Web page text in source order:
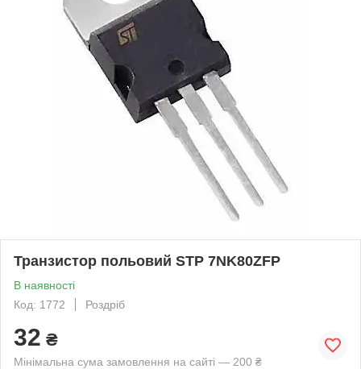
Транзистор польовий STP 7NK80ZFP
В наявності
Код: 1772
Роздріб
32 ₴
Мінімальна сума замовлення на сайті — 200 ₴